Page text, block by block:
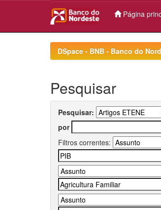
Página
DSpace - BNB - Banco do
Pesquisar
Pesquisar:
por
Filtros correntes: